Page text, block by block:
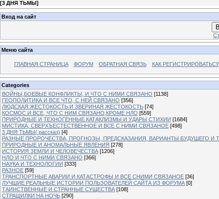
[3 ДНЯ ТЬМЫ]
Вход на сайт
Меню сайта
ГЛАВНАЯ СТРАНИЦА ФОРУМ ОБРАТНАЯ СВЯЗЬ КАК
Categories
ВОЙНЫ,БОЕВЫЕ КОНФЛИКТЫ, И ЧТО С НИМИ СВЯЗАНО [1138]
ГЕОПОЛИТИКА И ВСЕ ЧТО, С НЕЙ СВЯЗАНО [356]
ЛЮДСКАЯ ЖЕСТОКОСТЬ И ЗВЕРИНАЯ ЖЕСТОКОСТЬ [74]
КОСМОС И ВСЕ, ЧТО С НИМ СВЯЗАНО,КРОМЕ НЛО [559]
ПРИРОДНЫЕ И ТЕХНОГЕННЫЕ КАТАКЛИЗМЫ И УДАРЫ СТИХИИ [1684]
МИСТИКА, СВЕРХЪЕСТЕСТВЕННОЕ И ВСЕ С НИМИ СВЯЗАНОЕ [498]
3 ДНЯ ТЬМЫ( рассказ) [4]
РАЗНЫЕ ПРОРОЧЕСТВА, ПРОГНОЗЫ, ПРЕДСКАЗАНИЯ, ВАРИАНТЫ БУДУЩЕГО И
ПРИРОДНЫЕ И АНОМАЛЬНЫЕ ЯВЛЕНИЯ [278]
ИСТОРИЯ ЗЕМЛИ И ЧЕЛОВЕЧЕСТВА [1206]
НЛО И ЧТО С НИМИ СВЯЗАНО [366]
НАУКА И ТЕХНОЛОГИИ [333]
РАЗНОЕ [59]
ТРАНСПОРТНЫЕ АВАРИИ И КАТАСТРОФЫ И ВСЕ СНИМИ СВЯЗАНОЕ [36]
ЛУЧШИЕ РЕАЛЬНЫЕ ИСТОРИИ ПОЛЬЗОВАТЕЛЕЙ САЙТА ИЗ ФОРУМА [0]
ТАИНСТВЕННЫЕ И СТРАННЫЕ СУЩЕСТВА [108]
СТРАШИЛКИ НА НОЧЬ [290]